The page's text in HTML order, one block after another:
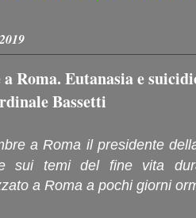
Roma. Eutanasia e
Bassetti
a Roma il presidente
sui temi del fine vita
a Roma a pochi giorni